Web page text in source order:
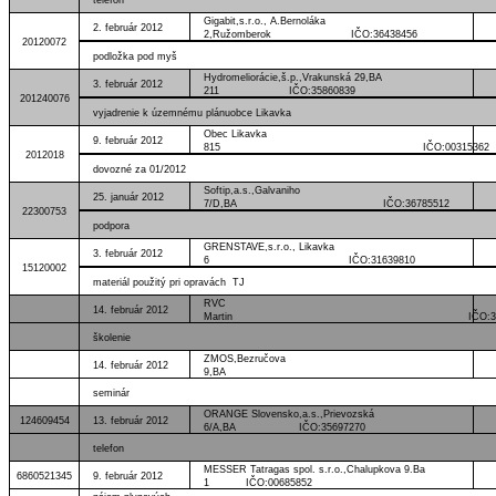
20120072
2. február 2012
Gigabit,s.r.o., A.Bernoláka
2,Ružomberok IČO:36438456
podložka pod myš
201240076
3. február 2012
Hydromeliorácie,š.p.,Vrakunská 29,BA
211 IČO:35860839
vyjadrenie k územnému plánuobce Likavka
2012018
9. február 2012
Obec Likavka
815 IČO:00315362
dovozné za 01/2012
22300753
25. január 2012
Softip,a.s.,Galvaniho
7/D,BA IČO:36785512
podpora
15120002
3. február 2012
GRENSTAVE,s.r.o., Likavka
6 IČO:31639810
materiál použitý pri opravách TJ
14. február 2012
RVC
Martin
školenie
14. február 2012
ZMOS,Bezručova
9,BA
seminár
124609454 13. február 2012
ORANGE Slovensko,a.s.,Prievozská
6/A,BA IČO:35697270
telefon
6860521345 9. február 2012
MESSER Tatragas spol. s.r.o.,Chalupkova 9.Ba
1 IČO:00685852